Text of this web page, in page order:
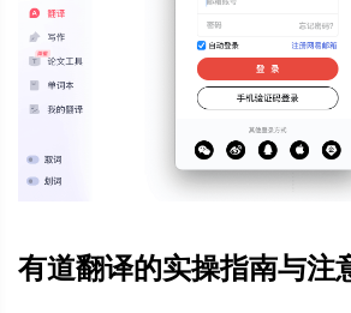
有道翻译的实操指南与注